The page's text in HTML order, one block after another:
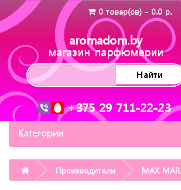
0 товар(ов) - 0.0 р.
aromadom.by
магазин парфюмерии
Найти
+375 29 711-22-23
Категории
Производители MAX